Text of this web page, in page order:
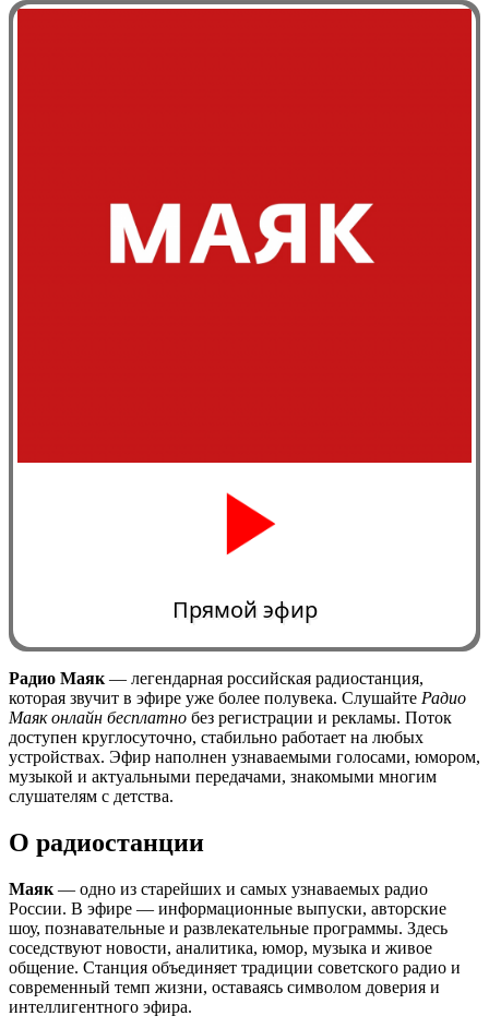
Прямой эфир
Радио Маяк — легендарная российская радиостанция,
которая звучит в эфире уже более полувека. Слушайте Радио
Маяк онлайн бесплатно без регистрации и рекламы. Поток
доступен круглосуточно, стабильно работает на любых
устройствах. Эфир наполнен узнаваемыми голосами, юмором,
музыкой и актуальными передачами, знакомыми многим
слушателям с детства.
О радиостанции
Маяк — одно из старейших и самых узнаваемых радио
России. В эфире — информационные выпуски, авторские
шоу, познавательные и развлекательные программы. Здесь
соседствуют новости, аналитика, юмор, музыка и живое
общение. Станция объединяет традиции советского радио и
современный темп жизни, оставаясь символом доверия и
интеллигентного эфира.